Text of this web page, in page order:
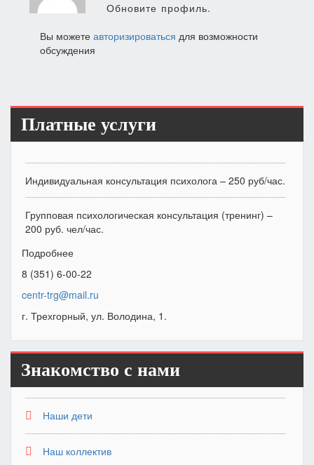
Обновите профиль.
Вы можете авторизироваться для возможности
обсуждения
Платные услуги
Индивидуальная консультация психолога – 250 руб/час.
Групповая психологическая консультация (тренинг) –
200 руб. чел/час.
Подробнее
8 (351) 6-00-22
centr-trg@mail.ru
г. Трехгорный, ул. Володина, 1.
Знакомство с нами
Наши дети
Наш коллектив